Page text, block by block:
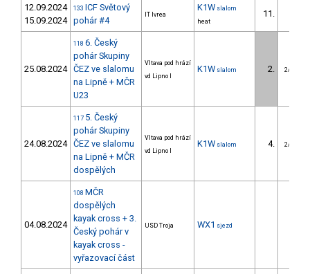
12.09.2024
15.09.2024
133 ICF Světový
pohár #4
IT Ivrea
K1W slalom
heat
11.
25.08.2024
118 6. Český
pohár Skupiny
ČEZ ve slalomu
na Lipně + MČR
U23
Vltava pod hrází
vd Lipno I
K1W slalom 2. 2/U23
24.08.2024
117 5. Český
pohár Skupiny
ČEZ ve slalomu
na Lipně + MČR
dospělých
Vltava pod hrází
vd Lipno I
K1W slalom 4. 2/U23
04.08.2024
108 MČR
dospělých
kayak cross + 3.
Český pohár v
kayak cross -
vyřazovací část
USD Troja WX1 sjezd